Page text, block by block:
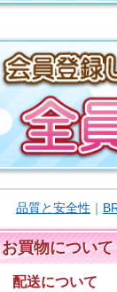
品質と安全性 ｜
お買物について
配送について